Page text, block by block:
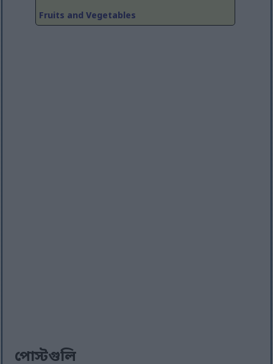
Fruits and Vegetables
পোস্টগুলি